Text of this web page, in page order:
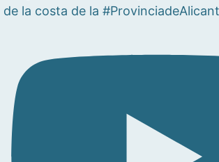
de la costa de la